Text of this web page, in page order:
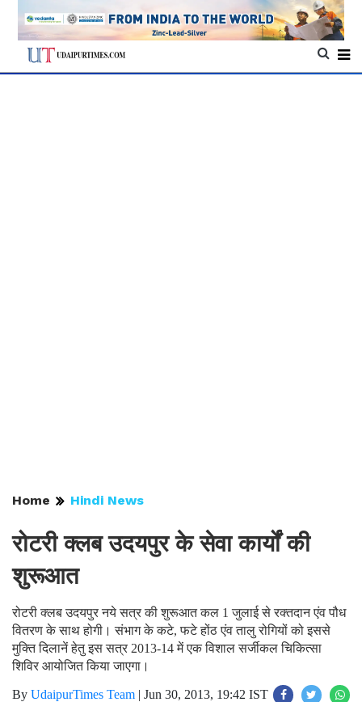
Home Hindi News
रोटरी क्लब उदयपुर के सेवा कार्यों की
शुरूआत
रोटरी क्लब उदयपुर नये सत्र की शुरूआत कल 1 जुलाई से रक्तदान एंव पौध
वितरण के साथ होगी। संभाग के कटे, फटे होंठ एंव तालु रोगियों को इससे
मुक्ति दिलानें हेतु इस सत्र 2013-14 में एक विशाल सर्जीकल चिकित्सा
शिविर आयोजित किया जाएगा।
By UdaipurTimes Team | Jun 30, 2013, 19:42 IST